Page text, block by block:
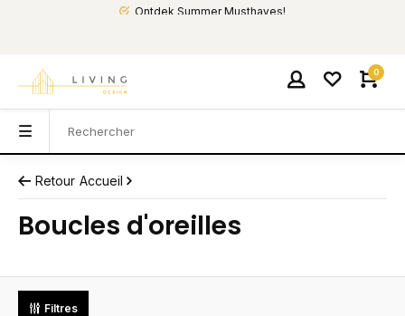
Ontdek Summer Musthaves!
0
Retour Accueil
Boucles d'oreilles
Filtres